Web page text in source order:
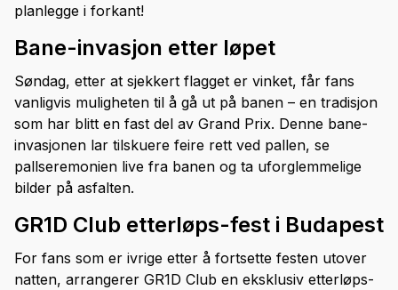
planlegge i forkant!
Bane-invasjon etter løpet
Søndag, etter at sjekkert flagget er vinket, får fans
vanligvis muligheten til å gå ut på banen – en tradisjon
som har blitt en fast del av Grand Prix. Denne bane-
invasjonen lar tilskuere feire rett ved pallen, se
pallseremonien live fra banen og ta uforglemmelige
bilder på asfalten.
GR1D Club etterløps-fest i Budapest
For fans som er ivrige etter å fortsette festen utover
natten, arrangerer GR1D Club en eksklusiv etterløps-